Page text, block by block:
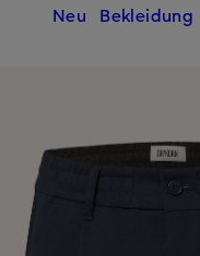
Neu Bekleidung